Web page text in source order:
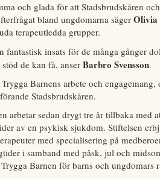
och glada för att Stadsbrudskåren
bland ungdomarna sägerOlivia
terapeutledda grupper.
fantastisk insats för de många gånger
de kan få, anser Barbro Svensson.
Barnens arbete och
Stadsbrudskåren.
arbetar sedan drygt tre år tillbaka
av en psykisk sjukdom. Stiftelsen
med specialisering på
i samband med påsk, jul och
Barnen för barns och ungdomars